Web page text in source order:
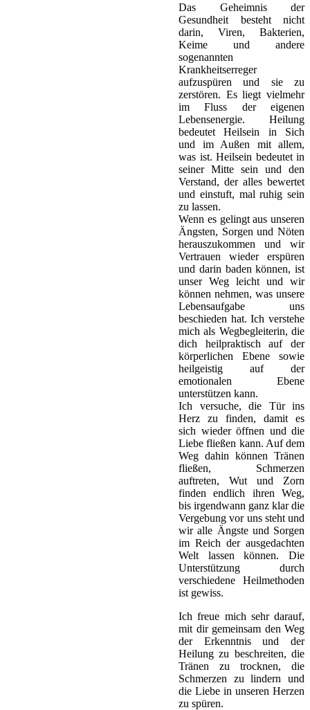
Das Geheimnis der
Gesundheit besteht nicht
darin, Viren, Bakterien,
Keime und andere
sogenannten
Krankheitserreger
aufzuspüren und sie zu
zerstören. Es liegt vielmehr
im Fluss der eigenen
Lebensenergie. Heilung
bedeutet Heilsein in Sich
und im Außen mit allem,
was ist. Heilsein bedeutet in
seiner Mitte sein und den
Verstand, der alles bewertet
und einstuft, mal ruhig sein
zu lassen.
Wenn es gelingt aus unseren
Ängsten, Sorgen und Nöten
herauszukommen und wir
Vertrauen wieder erspüren
und darin baden können, ist
unser Weg leicht und wir
können nehmen, was unsere
Lebensaufgabe uns
beschieden hat. Ich verstehe
mich als Wegbegleiterin, die
dich heilpraktisch auf der
körperlichen Ebene sowie
heilgeistig auf der
emotionalen Ebene
unterstützen kann.
Ich versuche, die Tür ins
Herz zu finden, damit es
sich wieder öffnen und die
Liebe fließen kann. Auf dem
Weg dahin können Tränen
fließen, Schmerzen
auftreten, Wut und Zorn
finden endlich ihren Weg,
bis irgendwann ganz klar die
Vergebung vor uns steht und
wir alle Ängste und Sorgen
im Reich der ausgedachten
Welt lassen können. Die
Unterstützung durch
verschiedene Heilmethoden
ist gewiss.
Ich freue mich sehr darauf,
mit dir gemeinsam den Weg
der Erkenntnis und der
Heilung zu beschreiten, die
Tränen zu trocknen, die
Schmerzen zu lindern und
die Liebe in unseren Herzen
zu spüren.